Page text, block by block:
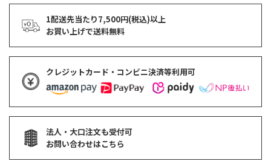
1配送先当たり7,500円(税込)以上
お買い上げで送料無料
クレジットカード・コンビニ決済等利用可
法人・大口注文も受付可
お問い合わせはこちら